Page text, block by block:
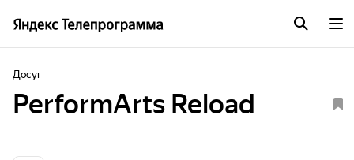
Досуг
PerformArts Reload